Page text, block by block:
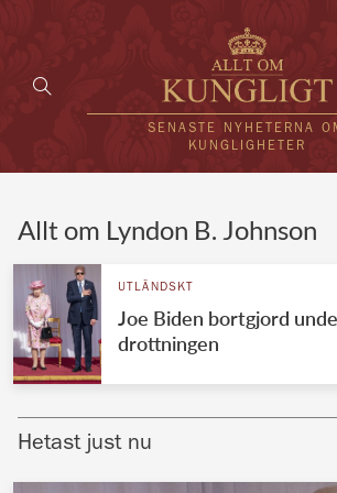
SENASTE NYHETERNA
KUNGLIGHETER
UTLÄNDSKT
VÄRLDENS
Brittiska kungahuset
Allt om Lyndon B. Johnson
UTLÄNDSKT
Joe Biden bortgjord
drottningen
Hetast just nu